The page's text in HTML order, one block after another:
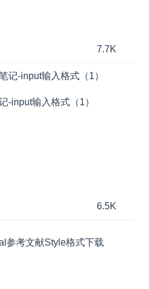
7.7K
-input输入格式（1）
6.5K
参考文献Style格式下载